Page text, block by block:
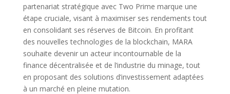
partenariat stratégique avec Two Prime marque une
étape cruciale, visant à maximiser ses rendements tout
en consolidant ses réserves de Bitcoin. En profitant
des nouvelles technologies de la blockchain, MARA
souhaite devenir un acteur incontournable de la
finance décentralisée et de l’industrie du minage, tout
en proposant des solutions d’investissement adaptées
à un marché en pleine mutation.